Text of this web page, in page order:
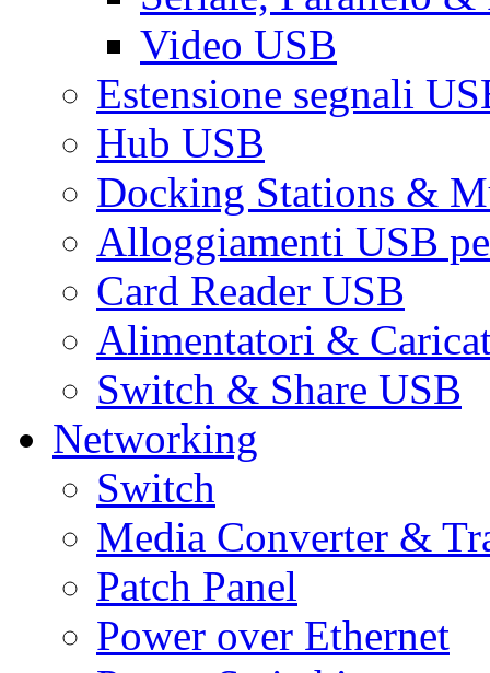
Video USB
Estensione segnali
Hub USB
Docking Stations &
Alloggiamenti USB
Card Reader USB
Alimentatori &
Switch & Share USB
Networking
Switch
Media Converter &
Patch Panel
Power over Ethernet